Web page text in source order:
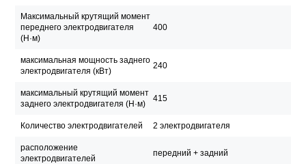
Максимальный крутящий момент
переднего электродвигателя
(Н·м)
400
максимальная мощность заднего
электродвигателя (кВт)
240
максимальный крутящий момент
заднего электродвигателя (Н·м)
415
Количество электродвигателей 2 электродвигателя
расположение
электродвигателей
передний + задний